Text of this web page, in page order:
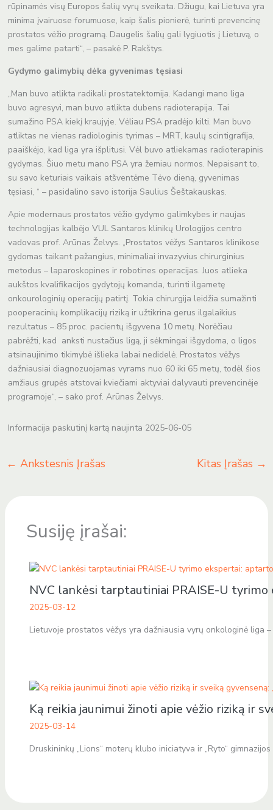
rūpinamės visų Europos šalių vyrų sveikata. Džiugu, kai Lietuva yra
minima įvairuose forumuose, kaip šalis pionierė, turinti prevencinę
prostatos vėžio programą. Daugelis šalių gali lygiuotis į Lietuvą, o
mes galime patarti“, – pasakė P. Rakštys.
Gydymo galimybių dėka gyvenimas tęsiasi
„Man buvo atlikta radikali prostatektomija. Kadangi mano liga
buvo agresyvi, man buvo atlikta dubens radioterapija. Tai
sumažino PSA kiekį kraujyje. Vėliau PSA pradėjo kilti. Man buvo
atliktas ne vienas radiologinis tyrimas – MRT, kaulų scintigrafija,
paaiškėjo, kad liga yra išplitusi. Vėl buvo atliekamas radioterapinis
gydymas. Šiuo metu mano PSA yra žemiau normos. Nepaisant to,
su savo keturiais vaikais atšventėme Tėvo dieną, gyvenimas
tęsiasi, “ – pasidalino savo istorija Saulius Šeštakauskas.
Apie modernaus prostatos vėžio gydymo galimkybes ir naujas
technologijas kalbėjo VUL Santaros klinikų Urologijos centro
vadovas prof. Arūnas Želvys. „Prostatos vėžys Santaros klinikose
gydomas taikant pažangius, minimaliai invazyvius chirurginius
metodus – laparoskopines ir robotines operacijas. Juos atlieka
aukštos kvalifikacijos gydytojų komanda, turinti ilgametę
onkourologinių operacijų patirtį. Tokia chirurgija leidžia sumažinti
pooperacinių komplikacijų riziką ir užtikrina gerus ilgalaikius
rezultatus – 85 proc. pacientų išgyvena 10 metų. Norėčiau
pabrėžti, kad anksti nustačius ligą, ji sėkmingai išgydoma, o ligos
atsinaujinimo tikimybė išlieka labai nedidelė. Prostatos vėžys
dažniausiai diagnozuojamas vyrams nuo 60 iki 65 metų, todėl šios
amžiaus grupės atstovai kviečiami aktyviai dalyvauti prevencinėje
programoje“, – sako prof. Arūnas Želvys.
Informacija paskutinį kartą naujinta 2025-06-05
← Ankstesnis Įrašas Kitas Įrašas →
Susiję įrašai:
NVC lankėsi tarptautiniai PRAISE-U
2025-03-12
Lietuvoje prostatos vėžys yra dažniausia vyrų onkologinė liga
Ką reikia jaunimui žinoti apie vėžio riziką ir
2025-03-14
Druskininkų „Lions“ moterų klubo iniciatyva ir „Ryto“